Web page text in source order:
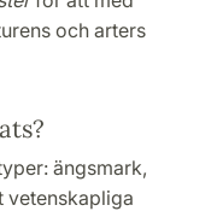
och arters
ängsmark,
vetenskapliga